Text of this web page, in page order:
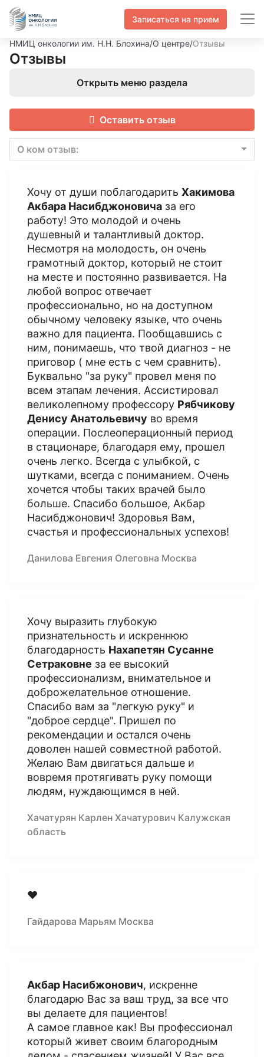
Записаться на прием
НМИЦ онкологии им. Н.Н. Блохина/О центре/Отзывы
Отзывы
Открыть меню раздела
Оставить отзыв
О ком отзыв:
Хочу от души поблагодарить Хакимова
Акбара Насибджоновича за его
работу! Это молодой и очень
душевный и талантливый доктор.
Несмотря на молодость, он очень
грамотный доктор, который не стоит
на месте и постоянно развивается. На
любой вопрос отвечает
профессионально, но на доступном
обычному человеку языке, что очень
важно для пациента. Пообщавшись с
ним, понимаешь, что твой диагноз - не
приговор ( мне есть с чем сравнить).
Буквально "за руку" провел меня по
всем этапам лечения. Ассистировал
великолепному профессору Рябчикову
Денису Анатольевичу во время
операции. Послеоперационный период
в стационаре, благодаря ему, прошел
очень легко. Всегда с улыбкой, с
шутками, всегда с пониманием. Очень
хочется чтобы таких врачей было
больше. Спасибо большое, Акбар
Насибджонович! Здоровья Вам,
счастья и профессиональных успехов!
Данилова Евгения Олеговна Москва
Хочу выразить глубокую
признательность и искреннюю
благодарность Нахапетян Сусанне
Сетраковне за ее высокий
профессионализм, внимательное и
доброжелательное отношение.
Спасибо вам за "легкую руку" и
"доброе сердце". Пришел по
рекомендации и остался очень
доволен нашей совместной работой.
Желаю Вам двигаться дальше и
вовремя протягивать руку помощи
людям, нуждающимся в ней.
Хачатурян Карлен Хачатурович Калужская
область
❤️‍
Гайдарова Марьям Москва
Акбар Насибжонович, искренне
благодарю Вас за ваш труд, за все что
вы делаете для пациентов!
А самое главное как! Вы профессионал
который живет своим благородным